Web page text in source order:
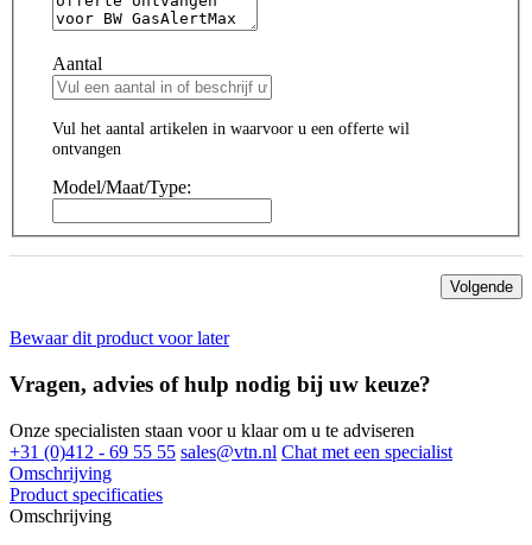
Aantal
Vul het aantal artikelen in waarvoor u een offerte wil
ontvangen
Model/Maat/Type:
Volgende
Bewaar dit product voor later
Vragen, advies of hulp nodig bij uw keuze?
Onze specialisten staan voor u klaar om u te adviseren
+31 (0)412 - 69 55 55 sales@vtn.nl Chat met een specialist
Omschrijving
Product specificaties
Omschrijving